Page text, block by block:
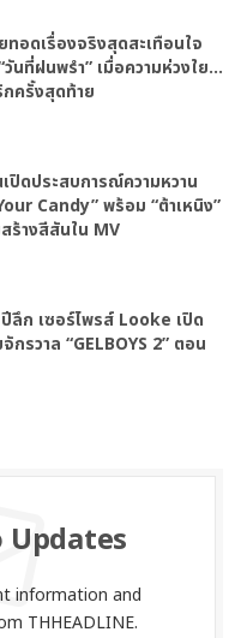
ทอดเรื่องจริงสุดสะเทือนใจ
วันที่ฝนพรำ” เมื่อความห่วงใย…
ครั้งสุดท้าย
ปิดประสบการณ์ความหวาน
Candy” พร้อม “ต้าเหนิง”
ร้างสีสันใน MV
ลึก เซอร์ไพรส์ Looke เปิด
กรวาล “GELBOYS 2” ตอน
Updates
information and
THHEADLINE.